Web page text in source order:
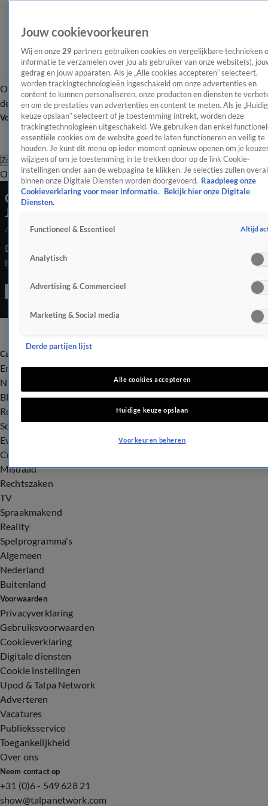
OverzichtAfleveringen Entertainment TV Algemeen
Tip
de redactieNieuwsbrief
Volg Shownieuws
Zoeken
OverzichtEntertainmentSpraakmakendRealityCrimeVideo's
Opmerkelijke details over ernstig auto-ongeluk
Jada Borsato en Leontine Ruiters
4 juni 2026, 00:10
De Spaanse politie heeft nieuwe, opmerkelijke details
bekendgemaakt over het ernstige verkeersongeluk waarbij
Categorieën
Entertainment
Nieuws
BN'ers
Royalty
Songfestival
Evenementen
Crime
Misdaad
Rechtszaken
TV
Spraakmakend
Reality
Spelprogramma's
Algemeen
Nederland
Buitenland
Voorwaarden
Privacyverklaring
Gebruiksvoorwaarden
Cookieverklaring
Digitale diensten
Cookie instellingen
Upod & Talpa Network
Adverteren
Vacatures
Publieksservice
Toegankelijkheid
Over ons
Neem contact op
+31 (0)6 - 549 628 21
show@talpanetwork.com
Jouw cookievoorkeuren
Wij en onze 29 partners gebruiken cookies en vergelijkbare technieken
informatie te verzamelen over jou als gebruiker van onze website(s),
gedrag en jouw apparaten. Als je „Alle cookies accepteren” selecteert,
worden trackingtechnologieën ingeschakeld om onze advertenties en
content te kunnen personaliseren, onze producten en diensten te
en om de prestaties van advertenties en content te meten. Als je
keuze opslaan” selecteert of je toestemming intrekt, worden deze
trackingtechnologieën uitgeschakeld. We gebruiken dan enkel
essentiële cookies om de website goed te laten functioneren en veilig te
houden. Je kunt dit menu op ieder moment opnieuw openen om je
wijzigen of om je toestemming in te trekken door op de link Cookie-
instellingen onder aan de webpagina te klikken. Je selecties zullen overal
binnen onze Digitale Diensten worden doorgevoerd. Raadpleeg onze
Cookieverklaring voor meer informatie.
Bekijk hier onze Digitale
Diensten.
Functioneel & Essentieel Altijd
Analytisch
Advertising & Commercieel
Marketing & Social media
Derde partijen lijst
Alle cookies accepteren
Huidige keuze opslaan
Voorkeuren beheren